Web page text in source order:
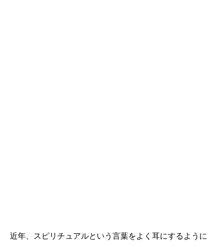
近年、スピリチュアルという言葉をよく耳にするように